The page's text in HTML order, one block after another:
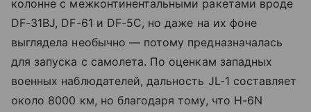
колонне с межконтинентальными ракетами вроде
DF-31BJ, DF-61 и DF-5C, но даже на их фоне
выглядела необычно — потому предназначалась
для запуска с самолета. По оценкам западных
военных наблюдателей, дальность JL-1 составляет
около 8000 км, но благодаря тому, что H-6N